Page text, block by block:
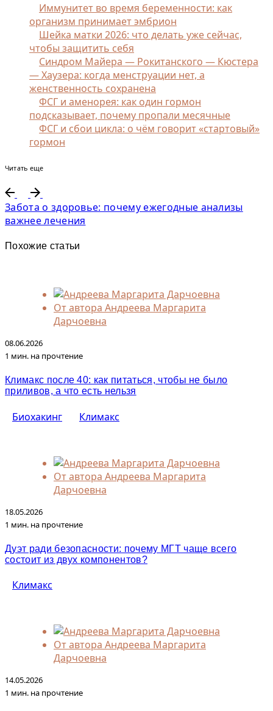
Иммунитет во время беременности: как
организм принимает эмбрион
Шейка матки 2026: что делать уже сейчас,
чтобы защитить себя
Синдром Майера — Рокитанского — Кюстера
— Хаузера: когда менструации нет, а
женственность сохранена
ФСГ и аменорея: как один гормон
подсказывает, почему пропали месячные
ФСГ и сбои цикла: о чём говорит «стартовый»
гормон
Читать еще
Забота о здоровье: почему ежегодные анализы
важнее лечения
Похожие статьи
От автора Андреева Маргарита
Дарчоевна
08.06.2026
1 мин. на прочтение
Климакс после 40: как питаться, чтобы не было
приливов, а что есть нельзя
Биохакинг Климакс
От автора Андреева Маргарита
Дарчоевна
18.05.2026
1 мин. на прочтение
Дуэт ради безопасности: почему МГТ чаще всего
состоит из двух компонентов?
Климакс
От автора Андреева Маргарита
Дарчоевна
14.05.2026
1 мин. на прочтение